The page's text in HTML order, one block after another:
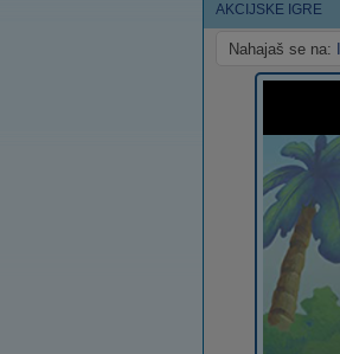
AKCIJSKE IGRE
Nahajaš se na: